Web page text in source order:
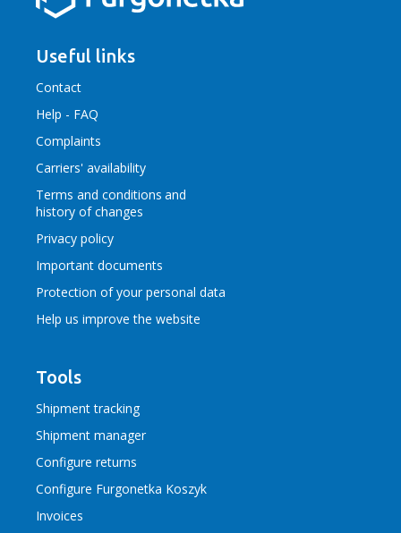
Useful links
Contact
Help - FAQ
Complaints
Carriers' availability
Terms and conditions and
history of changes
Privacy policy
Important documents
Protection of your personal data
Help us improve the website
Tools
Shipment tracking
Shipment manager
Configure returns
Configure Furgonetka Koszyk
Invoices